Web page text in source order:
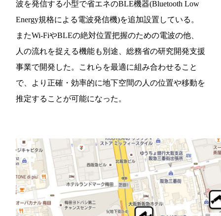
波を発信する小型で省エネのBLE機器(Bluetooth Low
Energy規格による電波発信機)を追加設置している。
またWi-FiやBLEの絶対位置把握のための電波の他、
人の流れを捉える機能も別途、総務省の研究開発支援
事業で開発した。これらを最適に組み合わせること
で、より正確・効率的に地下空間の人の位置や移動を
推定することが可能になった。